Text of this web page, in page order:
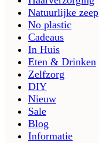
Natuurlijke zeep
No plastic
Cadeaus
In Huis
Eten & Drinken
Zelfzorg
DIY
Nieuw
Sale
Blog
Informatie